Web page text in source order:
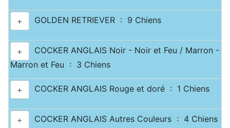
+ GOLDEN RETRIEVER : 9 Chiens
+
COCKER ANGLAIS Noir - Noir et Feu / Marron -
Marron et Feu : 3 Chiens
+ COCKER ANGLAIS Rouge et doré : 1 Chiens
+ COCKER ANGLAIS Autres Couleurs : 4 Chiens